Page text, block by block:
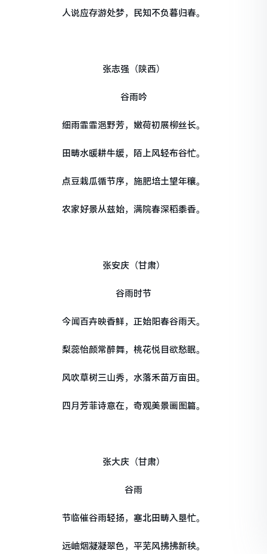
人说应存游处梦，民知不负暮归春。
张志强（陕西）
谷雨吟
细雨霏霏浥野芳，嫩荷初展柳丝长。
田畴水暖耕牛缓，陌上风轻布谷忙。
点豆栽瓜循节序，施肥培土望年穰。
农家好景从兹始，满院春深稻黍香。
张安庆（甘肃）
谷雨时节
今闻百卉映香鲜，正始阳春谷雨天。
梨蕊怡颜常醉舞，桃花悦目欲愁眠。
风吹草树三山秀，水落禾苗万亩田。
四月芳菲诗意在，奇观美景画图篇。
张大庆（甘肃）
谷雨
节临催谷雨轻扬，塞北田畴入垦忙。
远岫烟凝凝翠色，平芜风拂拂新秧。